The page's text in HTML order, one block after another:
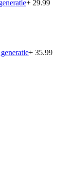
+ 29.99
+ 35.99